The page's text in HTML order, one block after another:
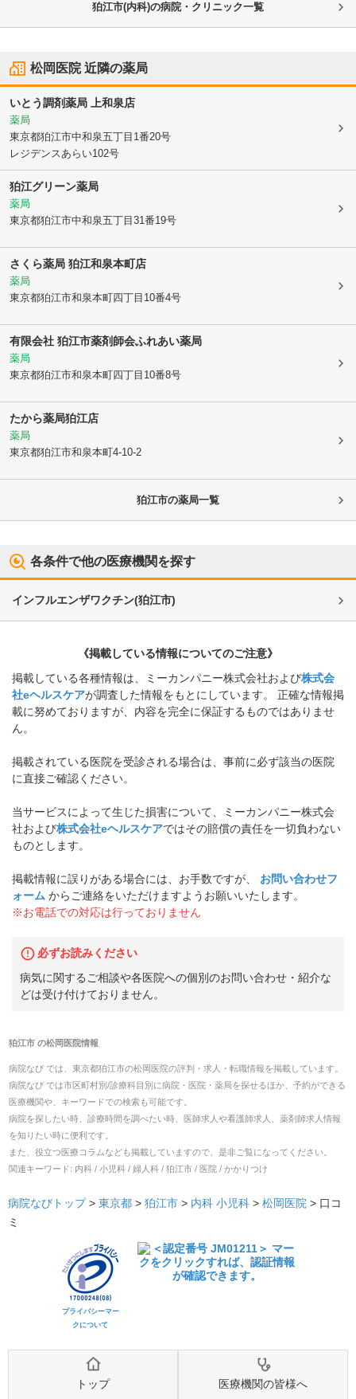
狛江市(内科)の病院・クリニック一覧
松岡医院近隣の薬局
いとう調剤薬局 上和泉店
薬局
東京都狛江市中和泉五丁目1番20号
レジデンスあらい102号
狛江グリーン薬局
薬局
東京都狛江市中和泉五丁目31番19号
さくら薬局 狛江和泉本町店
薬局
東京都狛江市和泉本町四丁目10番4号
有限会社 狛江市薬剤師会ふれあい薬局
薬局
東京都狛江市和泉本町四丁目10番8号
たから薬局狛江店
薬局
東京都狛江市和泉本町4-10-2
狛江市の薬局一覧
各条件で他の医療機関を探す
インフルエンザワクチン(狛江市)
《掲載している情報についてのご注意》
掲載している各種情報は、ミーカンパニー株式会社および株式会
社eヘルスケアが調査した情報をもとにしています。 正確な情報掲
載に努めておりますが、内容を完全に保証するものではありませ
ん。
掲載されている医院を受診される場合は、事前に必ず該当の医院
に直接ご確認ください。
当サービスによって生じた損害について、ミーカンパニー株式会
社および株式会社eヘルスケアではその賠償の責任を一切負わない
ものとします。
掲載情報に誤りがある場合には、お手数ですが、
お問い合わせフ
ォーム からご連絡をいただけますようお願いいたします。
※お電話での対応は行っておりません
必ずお読みください
病気に関するご相談や各医院への個別のお問い合わせ・紹介な
どは受け付けておりません。
狛江市の松岡医院情報
病院なび では、 東京都狛江市の松岡医院の評判・求人・転職情報を掲載しています。
病院なび では市区町村別/診療科目別に病院・医院・薬局を探せるほか、予約ができる
医療機関や、キーワードでの検索も可能です。
病院を探したい時、診療時間を調べたい時、医師求人や看護師求人、薬剤師求人情報
を知りたい時に便利です。
また、役立つ医療コラムなども掲載していますので、是非ご覧になってください。
関連キーワード: 内科 / 小児科 / 婦人科 / 狛江市 / 医院 / かかりつけ
病院なびトップ > 東京都 > 狛江市 > 内科 小児科 > 松岡医院 > 口コ
ミ
プライバシーマー
クについて
トップ 医療機関の皆様へ